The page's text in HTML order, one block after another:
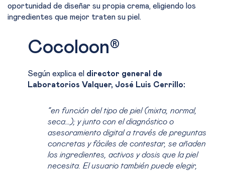
oportunidad de diseñar su propia crema, eligiendo los
ingredientes que mejor traten su piel.
Cocoloon®
Según explica el director general de
Laboratorios Valquer, José Luis Cerrillo:
“en función del tipo de piel (mixta, normal,
seca…); y junto con el diagnóstico o
asesoramiento digital a través de preguntas
concretas y fáciles de contestar, se añaden
los ingredientes, activos y dosis que la piel
necesita. El usuario también puede elegir,